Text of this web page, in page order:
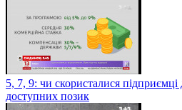
5, 7, 9: чи скористалися
доступних позик